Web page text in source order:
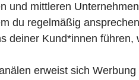
und mittleren Unternehmen
du regelmäßig
Kund*innen
erweist sich